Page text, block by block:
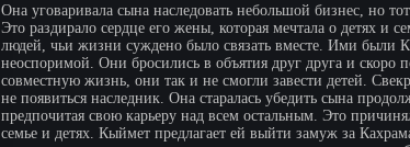
Она уговаривала сына наследовать небольшой бизнес, но
Это раздирало сердце его жены, которая мечтала о детях и
людей, чьи жизни суждено было связать вместе. Ими были
неоспоримой. Они бросились в объятия друг друга и
совместную жизнь, они так и не смогли завести детей.
не появиться наследник. Она старалась убедить сына
предпочитая свою карьеру над всем остальным. Это
семье и детях. Кыймет предлагает ей выйти замуж за